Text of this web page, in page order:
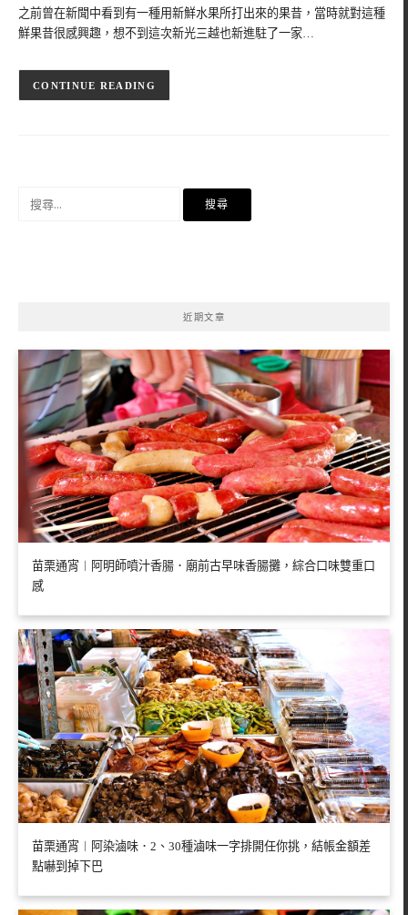
之前曾在新聞中看到有一種用新鮮水果所打出來的果昔，當時就對這種
鮮果昔很感興趣，想不到這次新光三越也新進駐了一家…
CONTINUE READING
近期文章
苗栗通宵︱阿明師噴汁香腸．廟前古早味香腸攤，綜合口味雙重口
感
苗栗通宵︱阿染滷味．2、30種滷味一字排開任你挑，結帳金額差
點嚇到掉下巴